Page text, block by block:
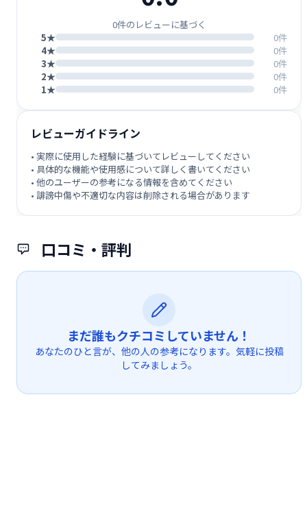
口コミ・評判
まだ誰もクチコミしていません！
あなたのひと言が、他の人の参考になります。気軽に投稿
してみましょう。
0件のレビューに基づく
5★
0件
4★
0件
3★
0件
2★
0件
1★
0件
レビューガイドライン
• 実際に使用した経験に基づいてレビューしてください
• 具体的な機能や使用感について詳しく書いてください
• 他のユーザーの参考になる情報を含めてください
• 誹謗中傷や不適切な内容は削除される場合があります